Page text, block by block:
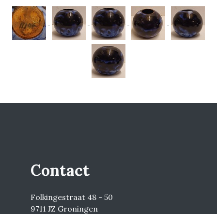
Contact
Folkingestraat 48 - 50
9711 JZ Groningen